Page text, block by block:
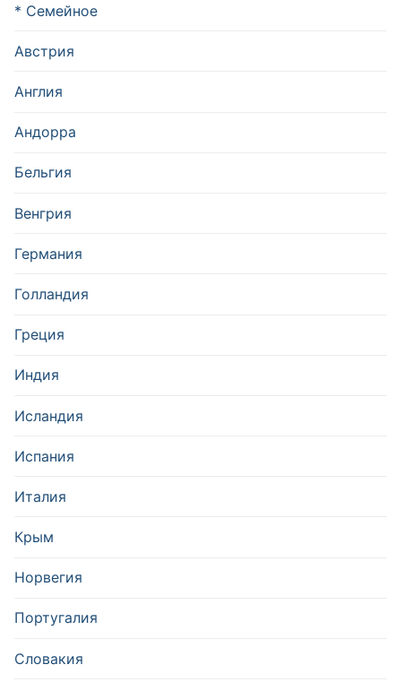
* Семейное
Австрия
Англия
Андорра
Бельгия
Венгрия
Германия
Голландия
Греция
Индия
Исландия
Испания
Италия
Крым
Норвегия
Португалия
Словакия